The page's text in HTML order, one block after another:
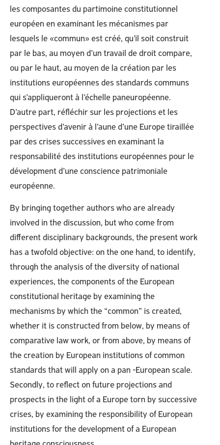
les composantes du partimoine constitutionnel
européen en examinant les mécanismes par
lesquels le «commun» est créé, qu’il soit construit
par le bas, au moyen d’un travail de droit compare,
ou par le haut, au moyen de la création par les
institutions européennes des standards communs
qui s’appliqueront à l’échelle paneuropéenne.
D’autre part, réfléchir sur les projections et les
perspectives d’avenir à l’aune d’une Europe tiraillée
par des crises successives en examinant la
responsabilité des institutions européennes pour le
dévelopment d’une conscience patrimoniale
européenne.
By bringing together authors who are already
involved in the discussion, but who come from
different disciplinary backgrounds, the present work
has a twofold objective: on the one hand, to identify,
through the analysis of the diversity of national
experiences, the components of the European
constitutional heritage by examining the
mechanisms by which the “common” is created,
whether it is constructed from below, by means of
comparative law work, or from above, by means of
the creation by European institutions of common
standards that will apply on a pan -European scale.
Secondly, to reflect on future projections and
prospects in the light of a Europe torn by successive
crises, by examining the responsibility of European
institutions for the development of a European